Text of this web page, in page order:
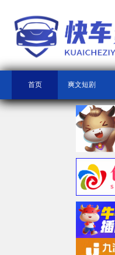
首页 爽文短剧